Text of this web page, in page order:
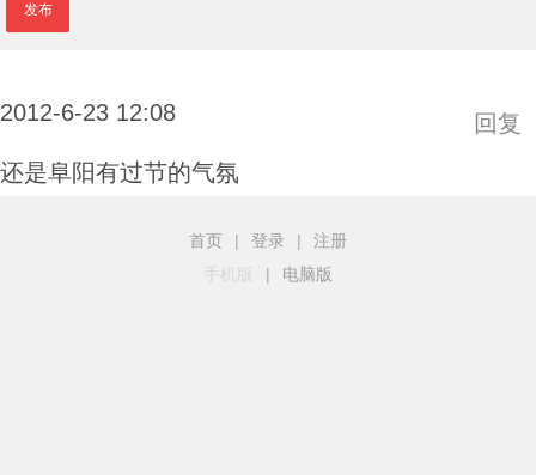
发布
2012-6-23 12:08
回复
还是阜阳有过节的气氛
首页 | 登录 |
注册
手机版
| 电脑版